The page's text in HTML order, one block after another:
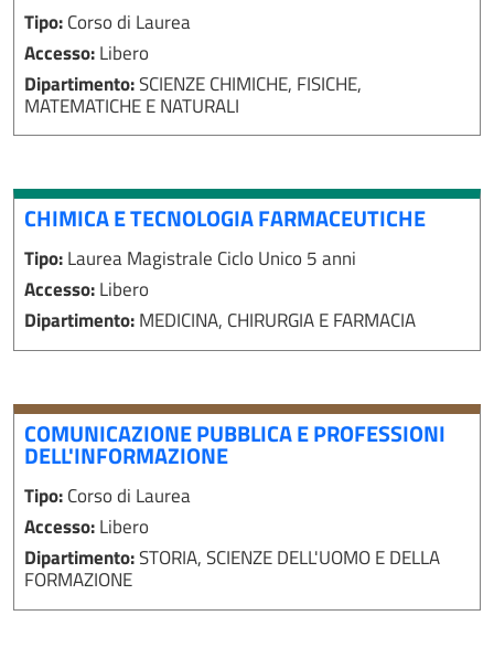
Tipo:Corso di Laurea
Accesso:Libero
Dipartimento:SCIENZE CHIMICHE, FISICHE,
MATEMATICHE E NATURALI
CHIMICA E TECNOLOGIA FARMACEUTICHE
Tipo:Laurea Magistrale Ciclo Unico 5 anni
Accesso:Libero
Dipartimento:MEDICINA, CHIRURGIA E FARMACIA
COMUNICAZIONE PUBBLICA E PROFESSIONI
DELL'INFORMAZIONE
Tipo:Corso di Laurea
Accesso:Libero
Dipartimento:STORIA, SCIENZE DELL'UOMO E DELLA
FORMAZIONE